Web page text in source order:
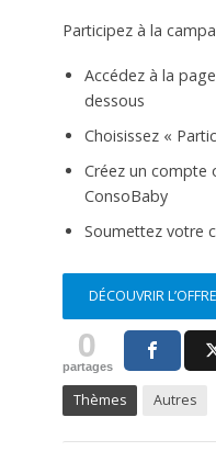
Participez à la
Accédez à la
dessous
Choisissez «
Créez un compte
ConsoBaby
Soumettez votre
DÉCOUVRIR L’OFFRE
0
partages
Thèmes Autres